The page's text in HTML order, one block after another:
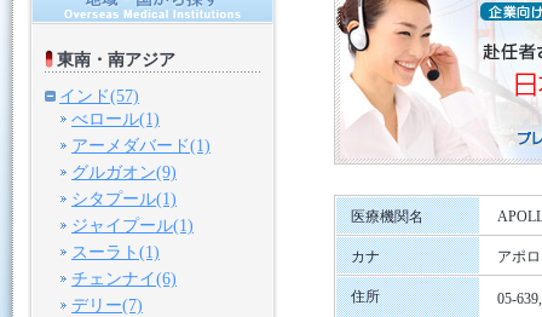
医療機関名
カナ アポ
住所 05-
東南・南アジア
インド(57)
べロール(1)
アーメダバード(1)
グルガオン(9)
シタプール(1)
ジャイプール(1)
スーラト(1)
チェンナイ(6)
デリー(7)